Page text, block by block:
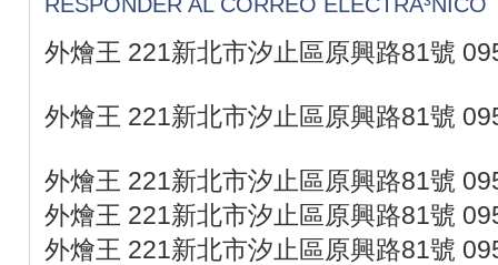
外燴王 221新北市汐止區原興路81號
外燴王 221新北市汐止區原興路81號
外燴王 221新北市汐止區原興路81號
外燴王 221新北市汐止區原興路81號
外燴王 221新北市汐止區原興路81號